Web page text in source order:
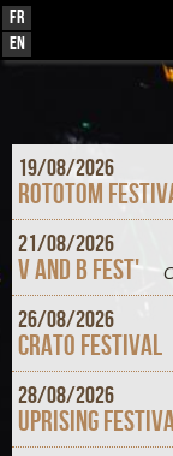
Fr
En
19/08/2026
Rototom
21/08/2026
V and B Fest'
26/08/2026
Crato Festival
28/08/2026
Uprising